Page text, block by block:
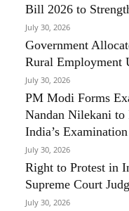
Bill 2026 to
July 30, 2026
Government
Rural Employment
July 30, 2026
PM Modi Forms
Nandan Nilekani to
India’s
July 30, 2026
Right to Protest in
Supreme Court
July 30, 2026